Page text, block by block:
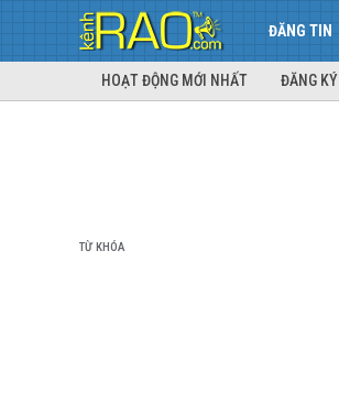
ĐĂNG TIN
HOẠT ĐỘNG MỚI NHẤT ĐĂNG KÝ
TỪ KHÓA